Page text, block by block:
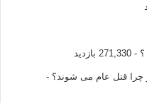
- 271,330 بازدید
چرا قتل عام می شوند؟ -